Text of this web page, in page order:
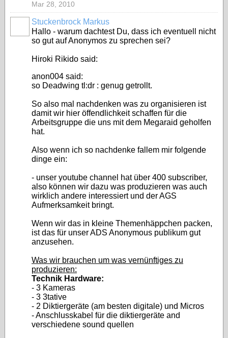
Mar 28, 2010
Stuckenbrock Markus
Hallo - warum dachtest Du, dass ich eventuell nicht
so gut auf Anonymos zu sprechen sei?
Hiroki Rikido said:
anon004 said:
so Deadwing tl:dr : genug getrollt.
So also mal nachdenken was zu organisieren ist
damit wir hier öffendlichkeit schaffen für die
Arbeitsgruppe die uns mit dem Megaraid geholfen
hat.
Also wenn ich so nachdenke fallem mir folgende
dinge ein:
- unser youtube channel hat über 400 subscriber,
also können wir dazu was produzieren was auch
wirklich andere interessiert und der AGS
Aufmerksamkeit bringt.
Wenn wir das in kleine Themenhäppchen packen,
ist das für unser ADS Anonymous publikum gut
anzusehen.
Was wir brauchen um was vernünftiges zu
produzieren:
Technik Hardware:
- 3 Kameras
- 3 3tative
- 2 Diktiergeräte (am besten digitale) und Micros
- Anschlusskabel für die diktiergeräte and
verschiedene sound quellen